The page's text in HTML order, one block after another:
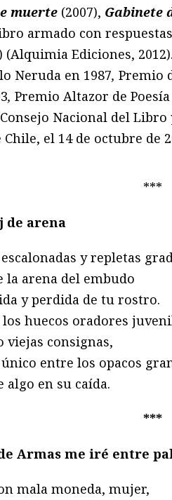
muerte (2007), Gabinete
armado con
(Alquimia Ediciones,
Neruda en 1987, Premio
, Premio Altazor de Poesía
Nacional del
Chile, el 14 de octubre de
***
de arena
y repletas
la arena del embudo
y perdida de tu rostro.
huecos oradores
viejas consignas,
entre los opacos
algo en su caída.
***
Armas me iré entre
mala moneda, mujer,